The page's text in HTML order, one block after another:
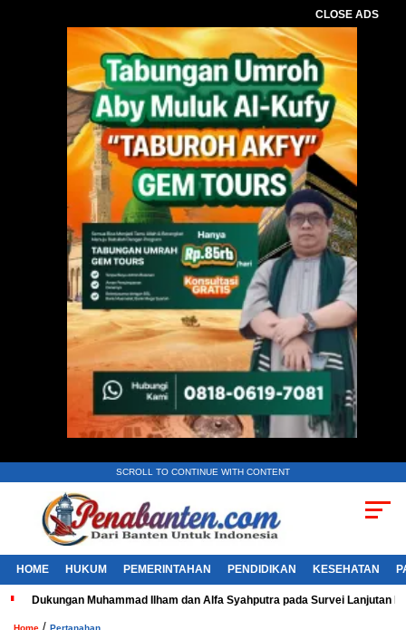
CLOSE ADS
SCROLL TO CONTINUE WITH CONTENT
HOME HUKUM PEMERINTAHAN PENDIDIKAN KESEHATAN
Dukungan Muhammad Ilham dan Alfa Syahputra pada Survei Lanjutan
/